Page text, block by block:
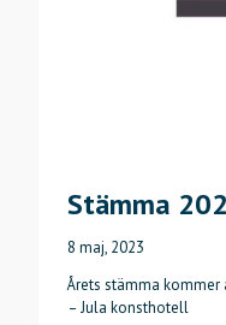
Stämma
8 maj, 2023
Årets stämma kommer
– Jula konsthotell